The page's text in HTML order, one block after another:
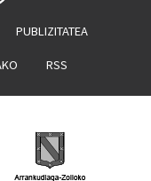
PUBLIZITATEA
RSS